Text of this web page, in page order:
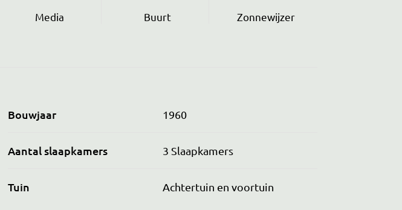
Media Buurt Zonnewijzer
Bouwjaar 1960
Aantal slaapkamers 3 Slaapkamers
Tuin Achtertuin en voortuin